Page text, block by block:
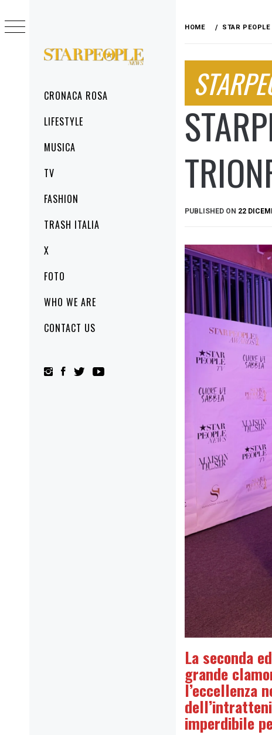
STARPEOPLENEWS
MenuCRONACA ROSA
LIFESTYLE
MUSICA
TV
FASHION
TRASH ITALIA
X
FOTO
WHO WE ARE
CONTACT US
to
content
HOME STAR
PUBLISHED ON 22
La seconda
grande
l’eccellenza
imperdibile